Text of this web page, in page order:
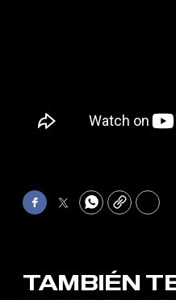
FacebookTwitterWhatsApp
Copy Print
TAMBIÉN